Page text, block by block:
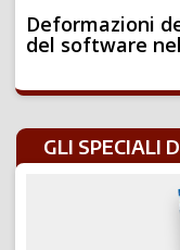
Deformazioni
del software
GLI SPECIALI